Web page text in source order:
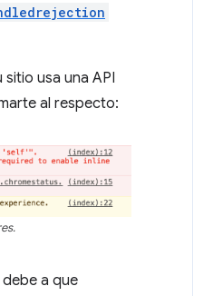
usa una API
al respecto:
a que